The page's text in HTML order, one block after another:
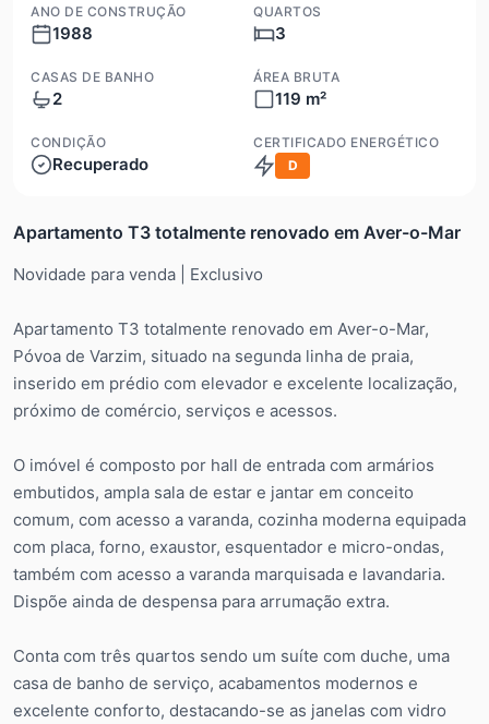
ANO DE CONSTRUÇÃO
1988
QUARTOS
3
CASAS DE BANHO
2
ÁREA BRUTA
119 m²
CONDIÇÃO
Recuperado
CERTIFICADO ENERGÉTICO
D
Apartamento T3 totalmente renovado em Aver-o-Mar
Novidade para venda | Exclusivo
Apartamento T3 totalmente renovado em Aver-o-Mar,
Póvoa de Varzim, situado na segunda linha de praia,
inserido em prédio com elevador e excelente localização,
próximo de comércio, serviços e acessos.
O imóvel é composto por hall de entrada com armários
embutidos, ampla sala de estar e jantar em conceito
comum, com acesso a varanda, cozinha moderna equipada
com placa, forno, exaustor, esquentador e micro-ondas,
também com acesso a varanda marquisada e lavandaria.
Dispõe ainda de despensa para arrumação extra.
Conta com três quartos sendo um suíte com duche, uma
casa de banho de serviço, acabamentos modernos e
excelente conforto, destacando-se as janelas com vidro